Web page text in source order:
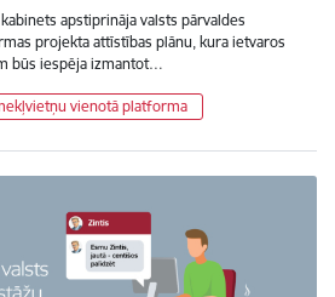
apstiprināja valsts pārvaldes
projekta attīstības plānu, kura ietvaros
būs iespēja izmantot…
vienotā platforma